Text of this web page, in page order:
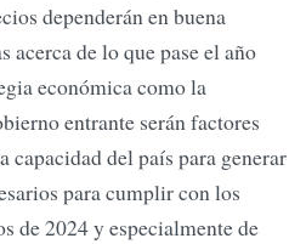
dependerán en buena
acerca de lo que pase el año
económica como la
entrante serán factores
capacidad del país para generar
para cumplir con los
de 2024 y especialmente de